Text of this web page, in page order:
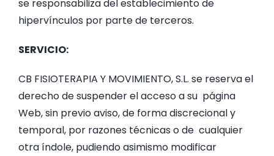
se responsabiliza del establecimiento de
hipervínculos por parte de terceros.
SERVICIO:
CB FISIOTERAPIA Y MOVIMIENTO, S.L. se reserva el
derecho de suspender el acceso a su página
Web, sin previo aviso, de forma discrecional y
temporal, por razones técnicas o de cualquier
otra índole, pudiendo asimismo modificar